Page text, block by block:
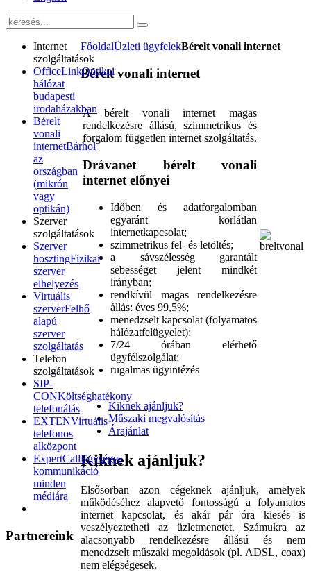
FőoldalÜzleti ügyfelekBérelt vonali internet
Bérelt vonali internet
A bérelt vonali internet magas
rendelkezésre állású, szimmetrikus és
forgalom független internet szolgáltatás.
Drávanet bérelt vonali
internet előnyei
Időben és adatforgalomban
egyaránt korlátlan
internetkapcsolat;
szimmetrikus fel- és letöltés;
a sávszélesség garantált
sebességet jelent mindkét
irányban;
rendkívül magas rendelkezésre
állás: éves 99,5%;
menedzselt kapcsolat (folyamatos
hálózatfelügyelet);
7/24 órában elérhető
ügyfélszolgálat;
rugalmas ügyintézés
Kiknek ajánljuk?
Műszaki megvalósítás
Árajánlat
Kiknek ajánljuk?
Elsősorban azon cégeknek ajánljuk, amelyek
működéséhez alapvető fontosságú a folyamatos
internet kapcsolat, és akár pár óra kiesés is
veszélyeztetheti az üzletmenetet. Számukra az
alacsonyabb rendelkezésre állású és nem
menedzselt műszaki megoldások (pl. ADSL, coax)
nem elégségesek.
Internet
szolgáltatások
OfficeLinkOptikai
hálózat
budapesti
irodaházakban
Bérelt
vonali
internetBárhol
az
országban
(mikrón
vagy
optikán)
Szerver
szolgáltatások
Szerver
hosztingFizikai
szerver
elhelyezés
Virtuális
szerverFelhő
alapú
szerver
szolgáltatás
Telefon
szolgáltatások
SIP-
CONKöltséghatékony
telefonálás
EXTENVirtuális
telefonos
alközpont
ExpertCallEgységes
kommunikáció
minden
médiára
Partnereink